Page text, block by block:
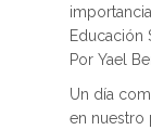
Educación
Por Yael
Un día
en nuestro